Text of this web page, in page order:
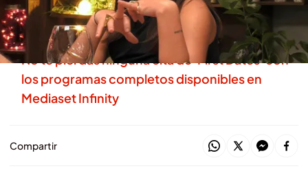
años y le confiesa el trauma que le ha
ocasionado con las relaciones
No te pierdas ninguna cita de 'First Dates' con
los programas completos disponibles en
Mediaset Infinity
Compartir